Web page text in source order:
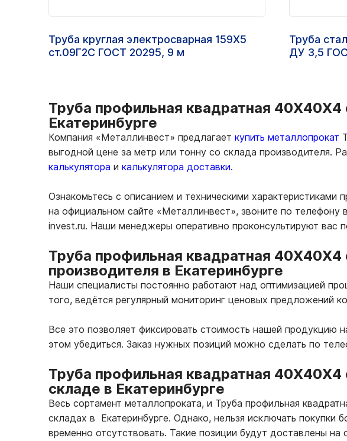
Труба круглая электросварная 159Х5
ст.09Г2С ГОСТ 20295, 9 м
Труба
ДУ 3,5
Труба профильная квадратная
Екатеринбурге
Компания «Металлинвест» предлагает купить металлопрокат
выгодной цене за метр или тонну со склада производителя.
калькулятора и калькулятора доставки.
Ознакомьтесь с описанием и техническими
на официальном сайте «Металлинвест», звоните по телефону
invest.ru. Наши менеджеры оперативно проконсультируют вас
Труба профильная квадратная
производителя в Екатеринбурге
Наши специалисты постоянно работают над оптимизацией
того, ведётся регулярный мониторинг ценовых предложений
Все это позволяет фиксировать стоимость нашей продукцию
этом убедиться. Заказ нужных позиций можно сделать по
Труба профильная квадратная
складе в Екатеринбурге
Весь сортамент металлопроката, и Труба профильная
складах в Екатеринбурге. Однако, нельзя исключать
временно отсутствовать. Такие позиции будут доставлены